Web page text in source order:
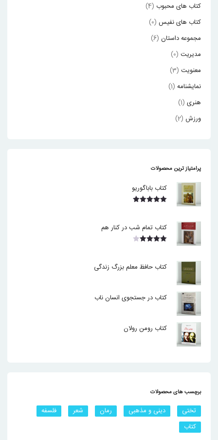
کتاب های محبوب (4)
کتاب های نفیس (0)
مجموعه داستان (6)
مدیریت (0)
معنویت (3)
نمایشنامه (1)
هنری (1)
ورزش (2)
پرامتیاز ترین محصولات
کتاب باباگوریو
کتاب تمام شب در کنار هم
کتاب حافظ معلم بزرگ زندگی
کتاب در جستجوی انسان ناب
کتاب رومن رولان
برچسب های محصولات
تختی دینی و مذهبی رمان شعر
فلسفه
کتاب